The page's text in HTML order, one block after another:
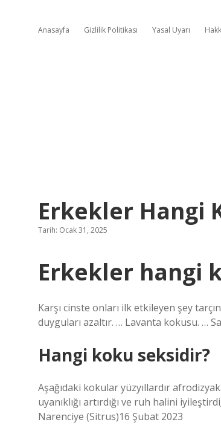
Anasayfa Gizlilik Politikası Yasal Uyarı
Erkekler Hangi
Tarih: Ocak 31, 2025
Erkekler hangi
Karşı cinste onları ilk etkileyen şey
duyguları azaltır. … Lavanta kokusu. …
Hangi koku seksidir?
Aşağıdaki kokular yüzyıllardır
uyanıklığı artırdığı ve ruh halini
Narenciye (Sitrus)16 Şubat 2023